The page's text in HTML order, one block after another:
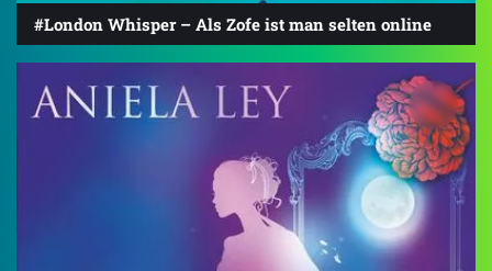
#London Whisper – Als Zofe ist man selten online